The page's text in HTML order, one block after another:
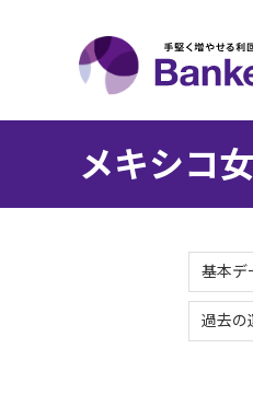
メキシコ
基本デ
過去の